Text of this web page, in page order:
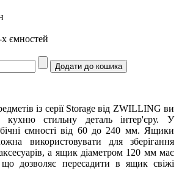
х ємностей
із серії Storage від ZWILLING ви
кухню стильну деталь інтер'єру. У
ємності від 60 до 240 мм. Ящики
використовувати для зберігання
а ящик діаметром 120 мм має
що дозволяє пересадити в ящик свіжі